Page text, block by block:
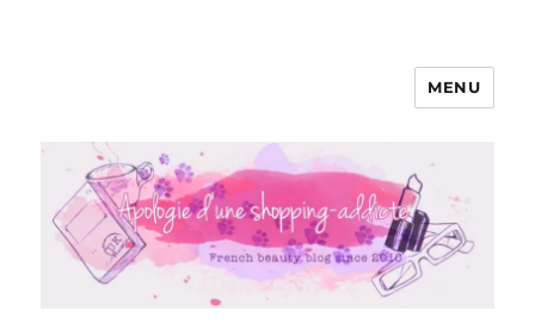
Apologie d'une Shopping-addicte
MENU